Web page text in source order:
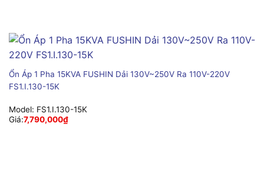
Ổn Áp 1 Pha 15KVA FUSHIN Dải 130V~250V Ra 110V-220V
FS1.I.130-15K
Model: FS1.I.130-15K
Giá:7,790,000₫